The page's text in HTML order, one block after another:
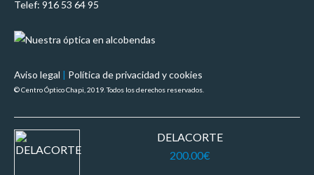
Telef: 916 53 64 95
Aviso legal | Política de privacidad y cookies
© Centro Óptico Chapi, 2019. Todos los derechos reservados.
DELACORTE
200.00€